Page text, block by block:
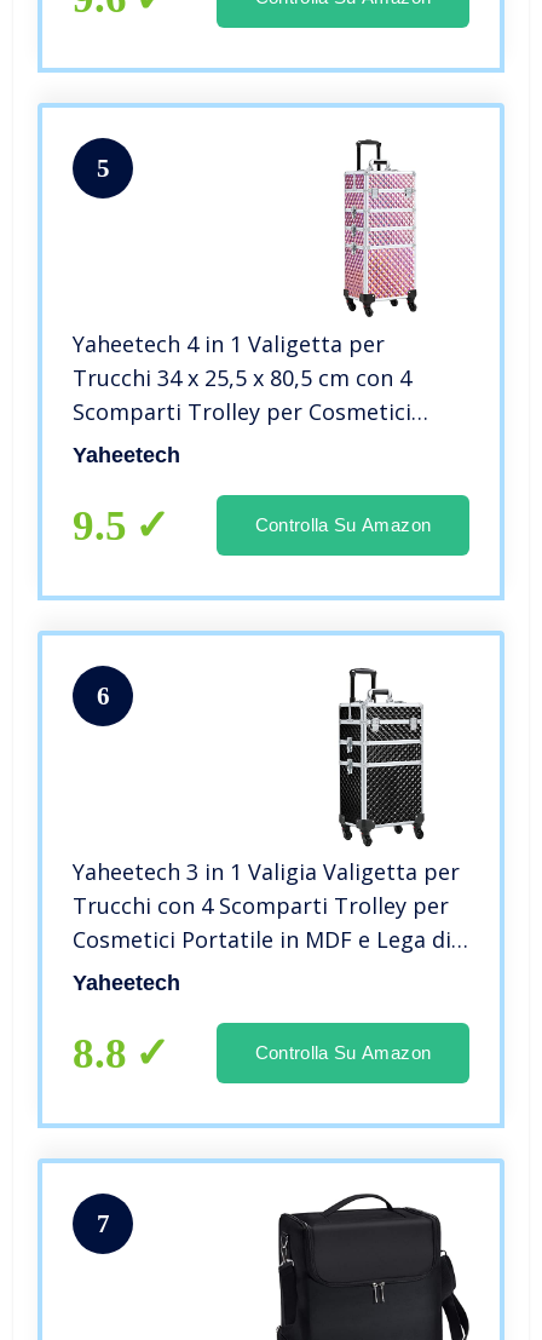
5
Yaheetech 4 in 1 Valigetta per
Trucchi 34 x 25,5 x 80,5 cm con 4
Scomparti Trolley per Cosmetici
Portatile in MDF e Lega di Alluminio
Scintillante
Yaheetech
9.5 Controlla Su Amazon
6
Yaheetech 3 in 1 Valigia Valigetta per
Trucchi con 4 Scomparti Trolley per
Cosmetici Portatile in MDF e Lega di
Alluminio per Make-Up Parrucchieri
Yaheetech
8.8 Controlla Su Amazon
7